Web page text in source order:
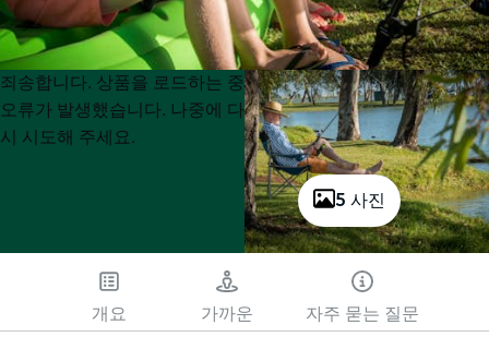
5 사진
Product
List
Product
List
죄송합니다. 상품을 로드하는 중
오류가 발생했습니다. 나중에 다
시 시도해 주세요.
개요 가까운 자주 묻는 질문